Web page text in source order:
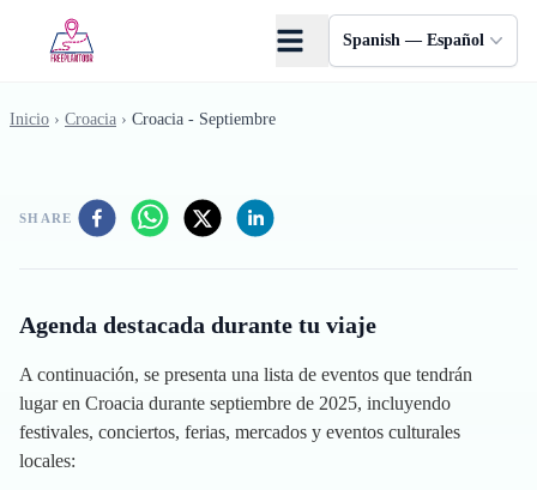
Spanish — Español
Inicio › Croacia › Croacia - Septiembre
SHARE
Agenda destacada durante tu viaje
A continuación, se presenta una lista de eventos que tendrán
lugar en Croacia durante septiembre de 2025, incluyendo
festivales, conciertos, ferias, mercados y eventos culturales
locales: